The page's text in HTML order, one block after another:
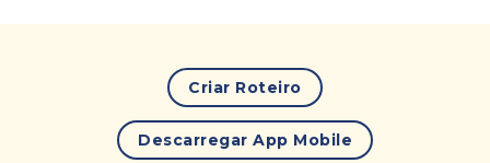
Criar Roteiro
Descarregar App Mobile